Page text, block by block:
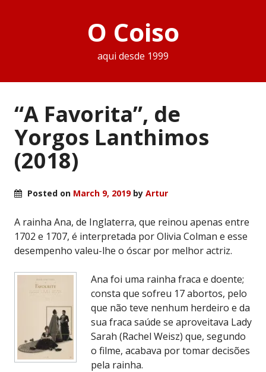
O Coiso
aqui desde 1999
“A Favorita”, de
Yorgos Lanthimos
(2018)
Posted on March 9, 2019by Artur
A rainha Ana, de Inglaterra, que reinou apenas entre
1702 e 1707, é interpretada por Olivia Colman e esse
desempenho valeu-lhe o óscar por melhor actriz.
Ana foi uma rainha fraca e doente;
consta que sofreu 17 abortos, pelo
que não teve nenhum herdeiro e da
sua fraca saúde se aproveitava Lady
Sarah (Rachel Weisz) que, segundo
o filme, acabava por tomar decisões
pela rainha.